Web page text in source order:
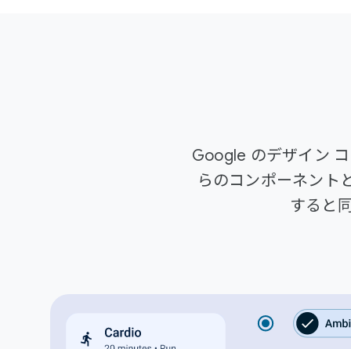
Google のデザイン
らのコンポーネント
すると